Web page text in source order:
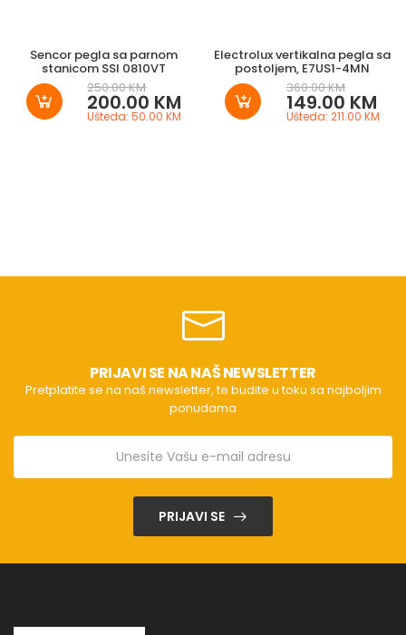
Sencor pegla sa parnom
stanicom SSI 0810VT
250.00 KM
200.00 KM
Ušteda: 50.00 KM
Electrolux vertikalna pegla sa
postoljem, E7US1-4MN
360.00 KM
149.00 KM
Ušteda: 211.00 KM
PRIJAVI SE NA NAŠ NEWSLETTER
Pretplatite se na naš newsletter, te budite u toku sa najboljim
ponudama
PRIJAVI SE